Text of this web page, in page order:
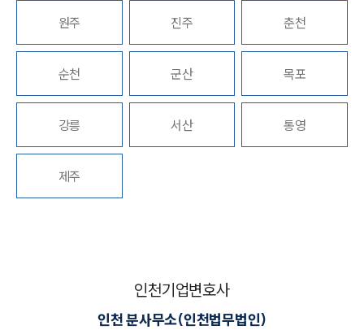
언론보도
법률 블로그
법률서식
뉴스레터/브로슈어
세미나
대륜법률상담예약
원주 진주 춘천
순천 군산 목포
강릉 서산 통영
제주
인천기업변호사
인천 분사무소(인천법무법인)